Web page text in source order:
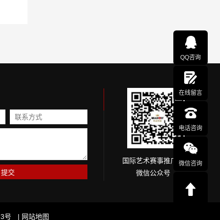
国际艺术赛事推广网
微信公众号
| 网站地图
QQ咨询
在线留言
电话咨询
微信咨询